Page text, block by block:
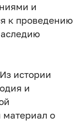
и
к проведению
истории
и
о